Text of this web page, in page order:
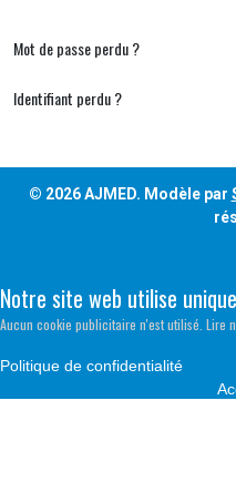
Mot de passe perdu ?
Identifiant perdu ?
© 2026 AJMED. Modèle par
Notre site web utilise
Aucun cookie publicitaire n'est utilisé. Lire
Politique de confidentialité